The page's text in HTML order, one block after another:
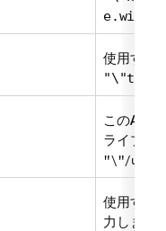
使用する
この
ライブラ
"\"/user/
使用する
力します